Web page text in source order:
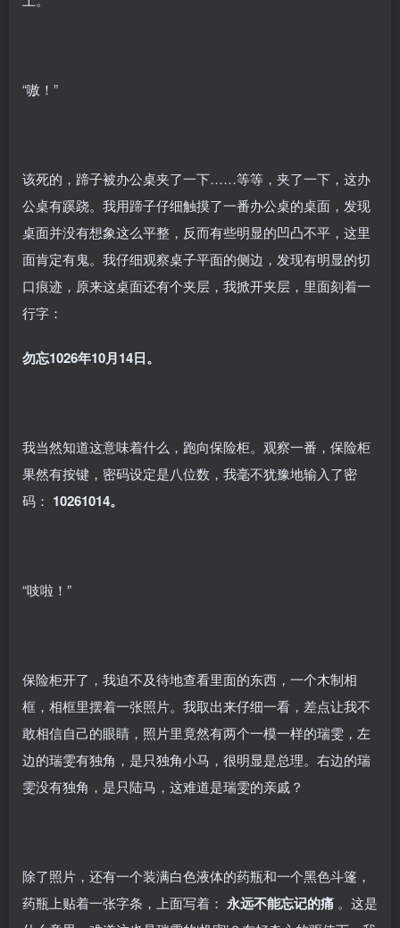
“嗷！”
该死的，蹄子被办公桌夹了一下……等等，夹了一下，这办
公桌有蹊跷。我用蹄子仔细触摸了一番办公桌的桌面，发现
桌面并没有想象这么平整，反而有些明显的凹凸不平，这里
面肯定有鬼。我仔细观察桌子平面的侧边，发现有明显的切
口痕迹，原来这桌面还有个夹层，我掀开夹层，里面刻着一
行字：
勿忘1026年10月14日。
我当然知道这意味着什么，跑向保险柜。观察一番，保险柜
果然有按键，密码设定是八位数，我毫不犹豫地输入了密
码： 10261014。
“吱啦！”
保险柜开了，我迫不及待地查看里面的东西，一个木制相
框，相框里摆着一张照片。我取出来仔细一看，差点让我不
敢相信自己的眼睛，照片里竟然有两个一模一样的瑞雯，左
边的瑞雯有独角，是只独角小马，很明显是总理。右边的瑞
雯没有独角，是只陆马，这难道是瑞雯的亲戚？
除了照片，还有一个装满白色液体的药瓶和一个黑色斗篷，
药瓶上贴着一张字条，上面写着： 永远不能忘记的痛 。这是